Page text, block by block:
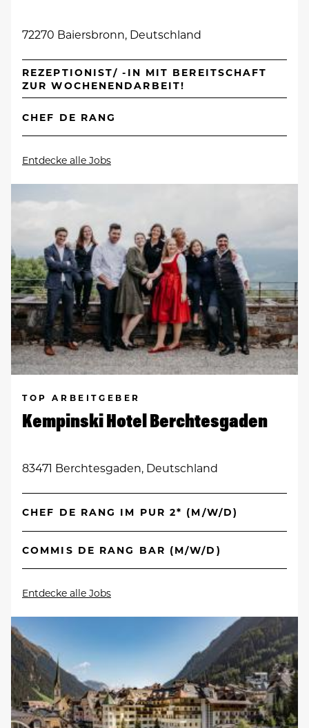
72270 Baiersbronn, Deutschland
REZEPTIONIST/ -IN MIT BEREITSCHAFT
ZUR WOCHENENDARBEIT!
CHEF DE RANG
Entdecke alle Jobs
TOP ARBEITGEBER
Kempinski Hotel Berchtesgaden
83471 Berchtesgaden, Deutschland
CHEF DE RANG IM PUR 2* (M/W/D)
COMMIS DE RANG BAR (M/W/D)
Entdecke alle Jobs